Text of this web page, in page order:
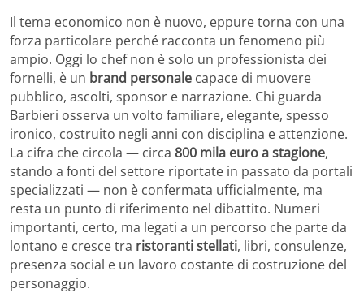
Il tema economico non è nuovo, eppure torna con una
forza particolare perché racconta un fenomeno più
ampio. Oggi lo chef non è solo un professionista dei
fornelli, è un brand personale capace di muovere
pubblico, ascolti, sponsor e narrazione. Chi guarda
Barbieri osserva un volto familiare, elegante, spesso
ironico, costruito negli anni con disciplina e attenzione.
La cifra che circola — circa 800 mila euro a stagione,
stando a fonti del settore riportate in passato da portali
specializzati — non è confermata ufficialmente, ma
resta un punto di riferimento nel dibattito. Numeri
importanti, certo, ma legati a un percorso che parte da
lontano e cresce tra ristoranti stellati, libri, consulenze,
presenza social e un lavoro costante di costruzione del
personaggio.